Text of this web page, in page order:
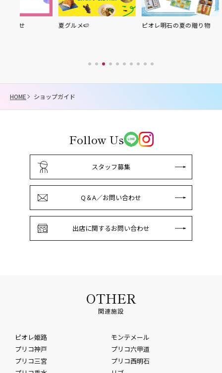
夏グルメ🍉 ピオレ明石の夏の贈り物
HOME ショップガイド
Follow Us
スタッフ募集
Q＆A／お問い合わせ
出店に関するお問い合わせ
OTHER
関連施設
ピオレ姫路
モンテメール
プリコ神戸
プリコ六甲道
プリコ三宮
プリコ西明石